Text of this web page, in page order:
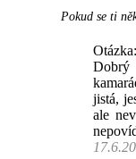
Pokud se ti
Otázka:
jistá,
ale